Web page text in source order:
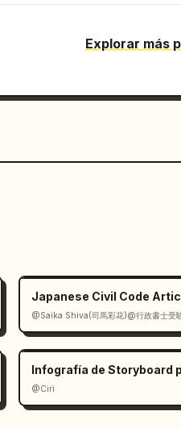
Explorar más
Japanese Civil Code
@Saika Shiva(司馬彩花)@行政書士受
Infografía de Storyboard
@Ciri